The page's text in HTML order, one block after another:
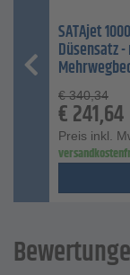
SATAjet
Düsensatz
€ 340,34
€241,64
Preis inkl.